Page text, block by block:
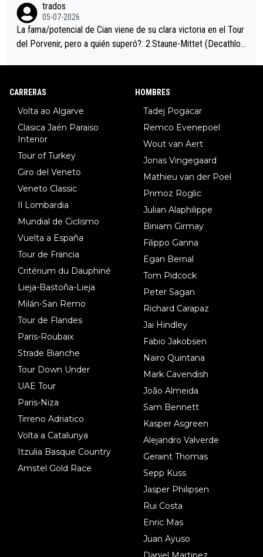
trados
05-07-2026
La fama/potencial de Cian viene de su clara victoria en el Tour
del Porvenir, pero a quién superó?: 2.Staune-Mittet (Decathlon,
8.Lenny Martinez (Bahrein), 9. Van Belle (Visma), 10. Vacek (Li
CARRERAS
Volta ao Algarve
Clasica Jaén Paraiso
Interior
Tour of Turkey
Giro del Veneto
Veneto Classic
Il Lombardia
Mundial de Ciclismo
Vuelta a España
Tour de Francia
Critérium du Dauphiné
Lieja-Bastoña-Lieja
Milán-San Remo
Tour de Flandes
Paris-Roubaix
Strade Bianche
Tour Down Under
UAE Tour
Paris-Niza
Tirreno Adriatico
Volta a Catalunya
Itzulia Basque Country
Amstel Gold Race
HOMBRES
Tadej Pogacar
Remco Evenepoel
Wout van Aert
Jonas Vingegaard
Mathieu van der Poel
Primoz Roglic
Julian Alaphilippe
Biniam Girmay
Filippo Ganna
Egan Bernal
Tom Pidcock
Peter Sagan
Richard Carapaz
Jai Hindley
Fabio Jakobsen
Nairo Quintana
Mark Cavendish
João Almeida
Sam Bennett
Kasper Asgreen
Alejandro Valverde
Geraint Thomas
Sepp Kuss
Jasper Philipsen
Rui Costa
Enric Mas
Juan Ayuso